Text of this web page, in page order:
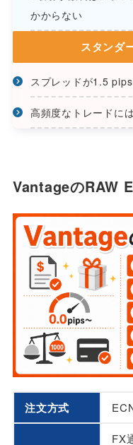
かからない
スタンダ
スプレッドが1.5
高頻度なトレードに
VantageのRAW
注文方式
FX